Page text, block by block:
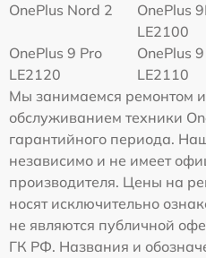
OnePlus Nord 2
OnePlus
LE2100
OnePlus 9 Pro
LE2120
OnePlus 9
LE2110
Мы занимаемся ремонтом
обслуживанием техники
гарантийного периода.
независимо и не имеет
производителя. Цены на
носят исключительно
не являются публичной
ГК РФ. Названия и